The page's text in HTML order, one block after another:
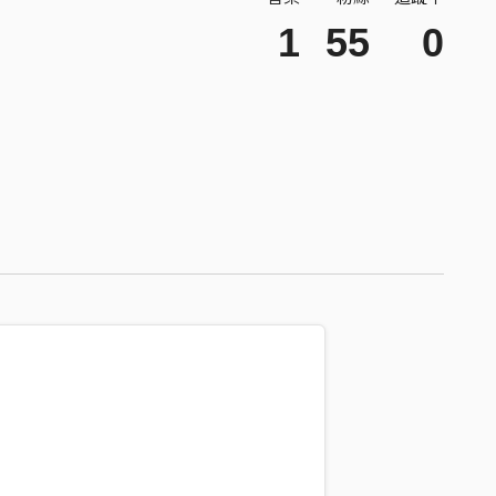
1 55 0